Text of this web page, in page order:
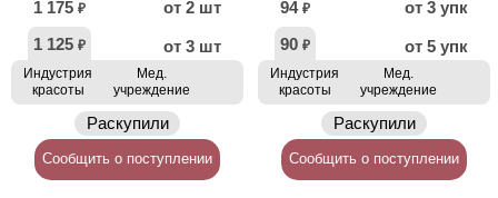
1 175 ₽
от 2 шт
1 125 ₽ от 3 шт
Индустрия
красоты
Мед.
учреждение
Раскупили
Сообщить о поступлении
94 ₽
от 3 упк
90 ₽ от 5 упк
Индустрия
красоты
Мед.
учреждение
Раскупили
Сообщить о поступлении